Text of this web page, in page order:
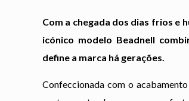
Com a chegada dos dias frios e
icónico modelo Beadnell
define a marca há gerações.
Confeccionada com o